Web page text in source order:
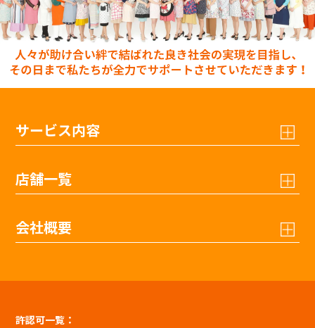
サービス内容
店舗一覧
会社概要
許認可一覧：